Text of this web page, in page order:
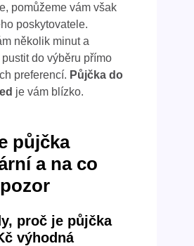
pomůžeme vám však
poskytovatele.
několik minut a
do výběru přímo
preferencí. Půjčka do
je vám blízko.
půjčka
a na co
proč je půjčka
výhodná